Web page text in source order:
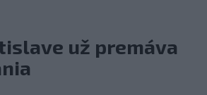
už premáva